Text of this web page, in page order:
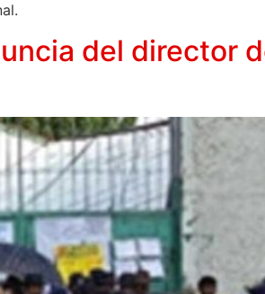
del director